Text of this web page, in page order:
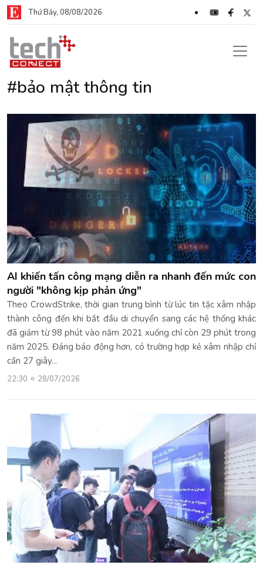
Thứ Bảy, 08/08/2026
#bảo mật thông tin
AI khiến tấn công mạng diễn ra nhanh đến mức con
người "không kịp phản ứng"
Theo CrowdStrike, thời gian trung bình từ lúc tin tặc xâm nhập
thành công đến khi bắt đầu di chuyển sang các hệ thống khác
đã giảm từ 98 phút vào năm 2021 xuống chỉ còn 29 phút trong
năm 2025. Đáng báo động hơn, có trường hợp kẻ xâm nhập chỉ
cần 27 giây...
22:30 28/07/2026